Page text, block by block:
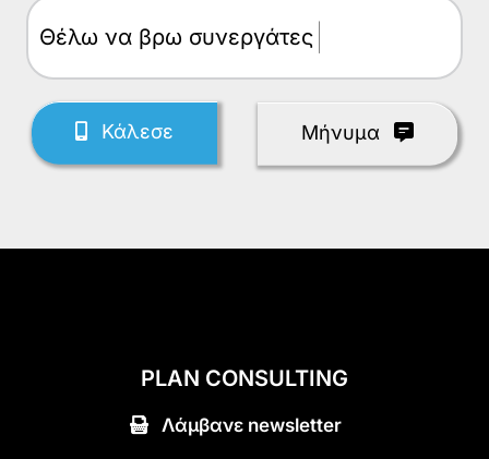
Θέλω
Κάλεσε Mήνυμα
PLAN CONSULTING
Λάμβανε newsletter